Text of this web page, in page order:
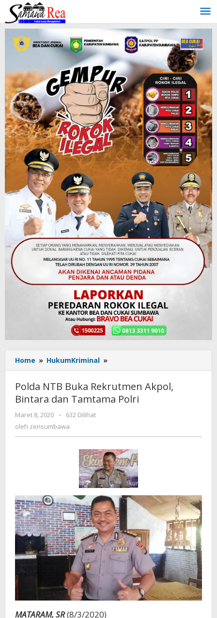
Lewati
konten
Home » HukumKriminal »
NTB
Rekrutmen
Akpol,
Polda NTB Buka Rekrutmen Akpol,
Bintara dan Tamtama Polri
Maret 8, 2020
oleh
zensumbawa
-
632 Dilihat
oleh zensumbawa
MATARAM, SR(8/3/2020)